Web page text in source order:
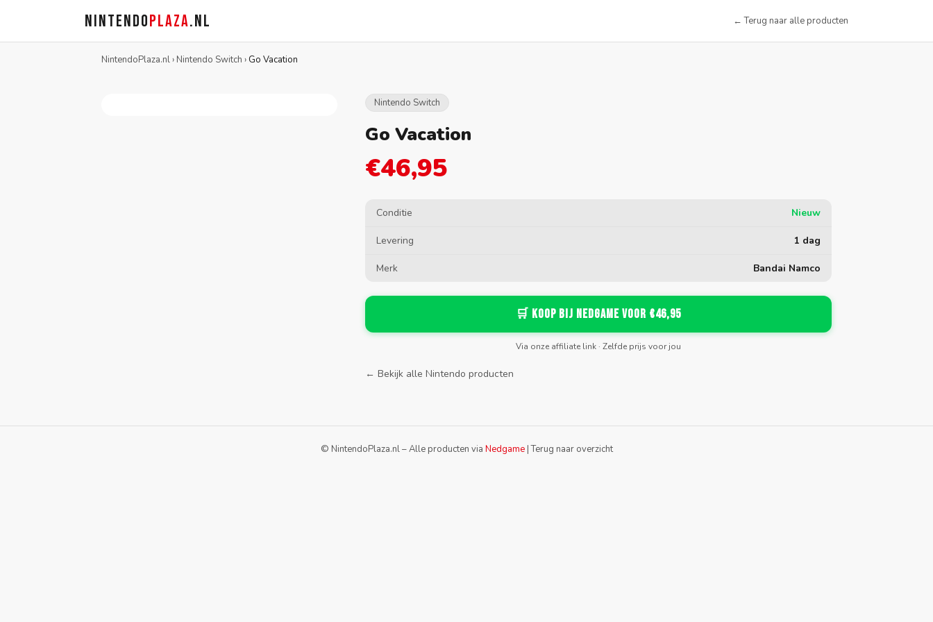
NINTENDOPLAZA.NL ← Terug naar alle producten
NintendoPlaza.nl› Nintendo Switch › Go Vacation
Nintendo Switch
Go Vacation
€46,95
Conditie Nieuw
Levering 1 dag
Merk Bandai Namco
🛒 Koop bij Nedgame voor €46,95
Via onze affiliate link · Zelfde prijs voor jou
← Bekijk alle Nintendo producten
© NintendoPlaza.nl – Alle producten via Nedgame|Terug naar overzicht